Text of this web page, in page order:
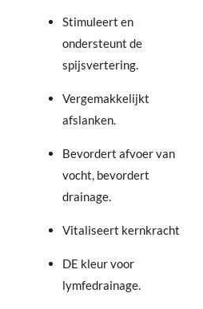
Stimuleert en
ondersteunt de
spijsvertering.
Vergemakkelijkt
afslanken.
Bevordert afvoer van
vocht, bevordert
drainage.
Vitaliseert kernkracht
DE kleur voor
lymfedrainage.